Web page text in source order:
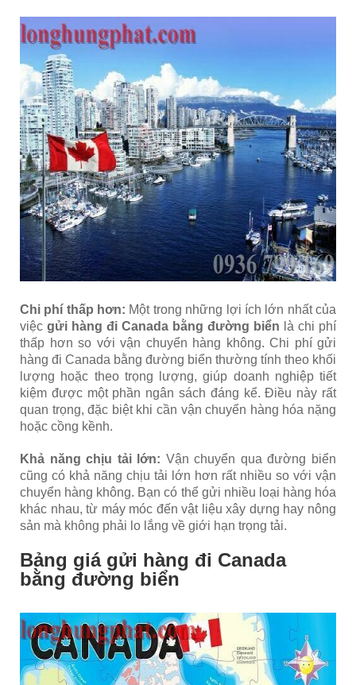
Chi phí thấp hơn: Một trong những lợi ích lớn nhất của
việc gửi hàng đi Canada bằng đường biển là chi phí
thấp hơn so với vận chuyển hàng không. Chi phí gửi
hàng đi Canada bằng đường biển thường tính theo khối
lượng hoặc theo trọng lượng, giúp doanh nghiệp tiết
kiệm được một phần ngân sách đáng kể. Điều này rất
quan trọng, đặc biệt khi cần vận chuyển hàng hóa nặng
hoặc cồng kềnh.
Khả năng chịu tải lớn: Vận chuyển qua đường biển
cũng có khả năng chịu tải lớn hơn rất nhiều so với vận
chuyển hàng không. Bạn có thể gửi nhiều loại hàng hóa
khác nhau, từ máy móc đến vật liệu xây dựng hay nông
sản mà không phải lo lắng về giới hạn trọng tải.
Bảng giá gửi hàng đi Canada
bằng đường biển